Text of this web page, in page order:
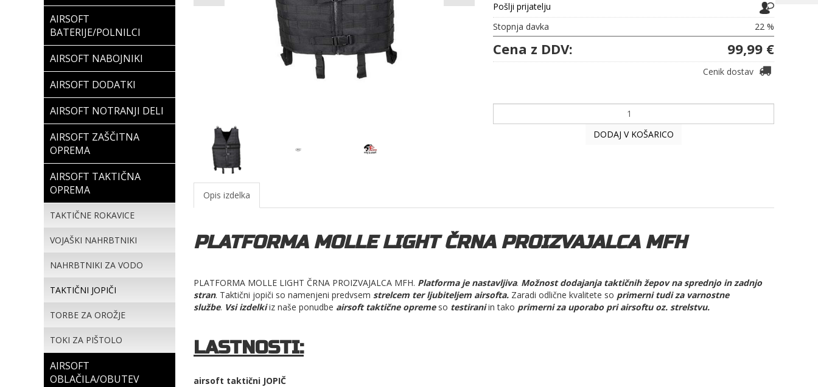
AIRSOFT
BATERIJE/POLNILCI
AIRSOFT NABOJNIKI
AIRSOFT DODATKI
AIRSOFT NOTRANJI DELI
AIRSOFT ZAŠČITNA
OPREMA
AIRSOFT TAKTIČNA
OPREMA
TAKTIČNE ROKAVICE
VOJAŠKI NAHRBTNIKI
NAHRBTNIKI ZA VODO
TAKTIČNI JOPIČI
TORBE ZA OROŽJE
TOKI ZA PIŠTOLO
AIRSOFT
OBLAČILA/OBUTEV
Pošlji prijatelju
Stopnja davka
22 %
Cena z DDV: 99,99 €
Cenik dostav
DODAJ V KOŠARICO
Opis izdelka
PLATFORMA MOLLE LIGHT ČRNA PROIZVAJALCA MFH
PLATFORMA MOLLE LIGHT ČRNA PROIZVAJALCA MFH. Platforma je nastavljiva. Možnost dodajanja taktičnih žepov na sprednjo in zadnjo
stran. Taktični jopiči so namenjeni predvsem strelcem ter ljubiteljem airsofta. Zaradi odlične kvalitete so primerni tudi za varnostne
službe. Vsi izdelkiiz naše ponudbe airsoft taktične opremeso testiraniin tako primerni za uporabo pri airsoftu oz. strelstvu.
LASTNOSTI:
airsoft taktični JOPIČ